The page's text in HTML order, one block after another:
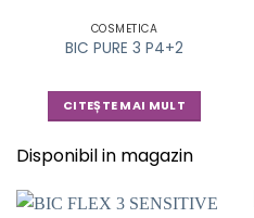
COSMETICA
BIC PURE 3 P4+2
CITEȘTE MAI MULT
Disponibil in magazin